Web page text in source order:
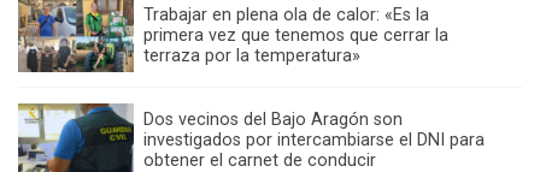
Trabajar en plena ola de calor: «Es la
primera vez que tenemos que cerrar la
terraza por la temperatura»
Dos vecinos del Bajo Aragón son
investigados por intercambiarse el DNI para
obtener el carnet de conducir